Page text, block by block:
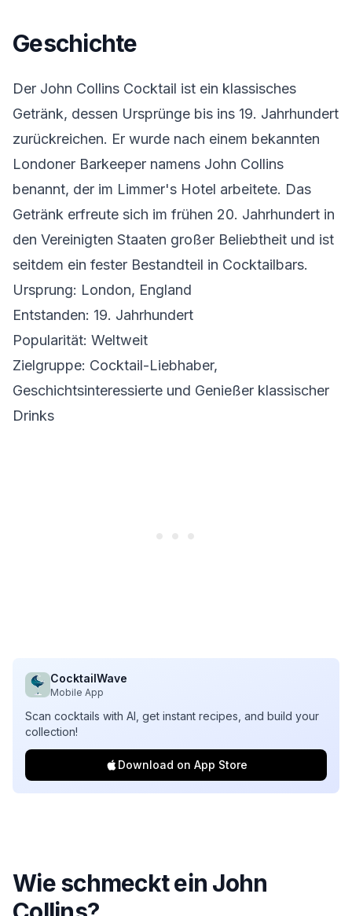
Geschichte
Der John Collins Cocktail ist ein klassisches
Getränk, dessen Ursprünge bis ins 19. Jahrhundert
zurückreichen. Er wurde nach einem bekannten
Londoner Barkeeper namens John Collins
benannt, der im Limmer's Hotel arbeitete. Das
Getränk erfreute sich im frühen 20. Jahrhundert in
den Vereinigten Staaten großer Beliebtheit und ist
seitdem ein fester Bestandteil in Cocktailbars.
Ursprung: London, England
Entstanden: 19. Jahrhundert
Popularität: Weltweit
Zielgruppe: Cocktail-Liebhaber,
Geschichtsinteressierte und Genießer klassischer
Drinks
CocktailWave
Mobile App
Scan cocktails with AI, get instant recipes, and build your
collection!
Download on App Store
Wie schmeckt ein John